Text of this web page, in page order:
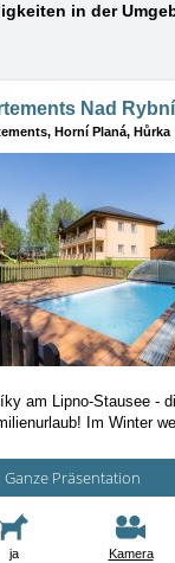
in der
Nad
Horní Planá, Hůrka
am Lipno-Stausee -
Im Winter
Ganze Präsentation
ja Kamera